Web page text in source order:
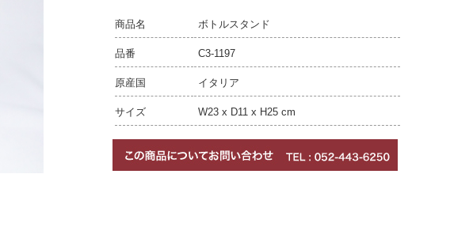
商品名 ボトルスタンド
品番 C3-1197
原産国 イタリア
サイズ W23 x D11 x H25 cm